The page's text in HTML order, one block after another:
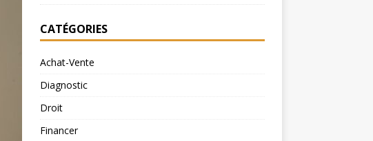
CATÉGORIES
Achat-Vente
Diagnostic
Droit
Financer